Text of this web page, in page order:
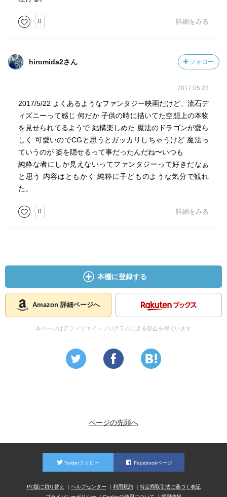
0 詳細をみる
hiromida2さん フォロー
2017.05.23
2017/5/22 よくあるようなファンタジー映画だけど、流石デ
ィズニーって感じ 何だか 子供の時に描いてた空想上の本物
を見せられてるようで 結構楽しめた 魔法のドラゴンが愛ら
しく 可愛いのでCGと思うとガッカリしちゃうけど 魔法っ
ていうのが 姿を隠せるって事だったんだね〜いつも
純粋な者にしか見えないってファンタジーって好きだなぁ
と思う 内容はともかく 純粋に子どものような気分で観れ
た。
0 詳細をみる
本棚に登録する
Amazon 詳細ページへ
本ページはアフィリエイトプログラムによる収益を得ています
ページの先頭へ
Twitterフォロー Facebookページ
PC版に切り替え ヘルプセンター 利用規約
特定商取引法に基づく表記